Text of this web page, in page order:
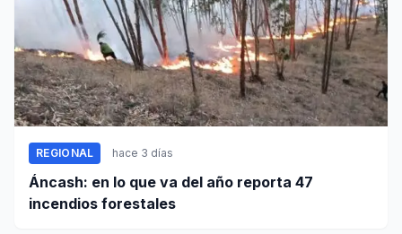
REGIONAL hace 3 días
Áncash: en lo que va del año reporta 47
incendios forestales